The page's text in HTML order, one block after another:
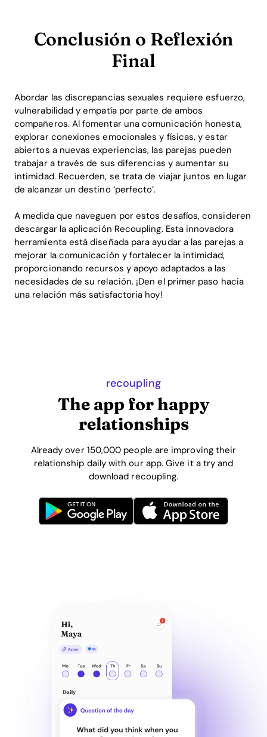
Conclusión o Reflexión
Final
Abordar las discrepancias sexuales requiere esfuerzo,
vulnerabilidad y empatía por parte de ambos
compañeros. Al fomentar una comunicación honesta,
explorar conexiones emocionales y físicas, y estar
abiertos a nuevas experiencias, las parejas pueden
trabajar a través de sus diferencias y aumentar su
intimidad. Recuerden, se trata de viajar juntos en lugar
de alcanzar un destino ‘perfecto’.
A medida que naveguen por estos desafíos, consideren
descargar la aplicación Recoupling. Esta innovadora
herramienta está diseñada para ayudar a las parejas a
mejorar la comunicación y fortalecer la intimidad,
proporcionando recursos y apoyo adaptados a las
necesidades de su relación. ¡Den el primer paso hacia
una relación más satisfactoria hoy!
recoupling
The app for happy
relationships
Already over 150,000 people are improving their
relationship daily with our app. Give it a try and
download recoupling.